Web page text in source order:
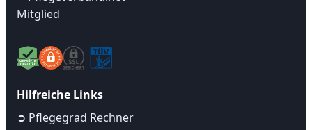
Hilfreiche Links
➲ Pflegegrad Rechner